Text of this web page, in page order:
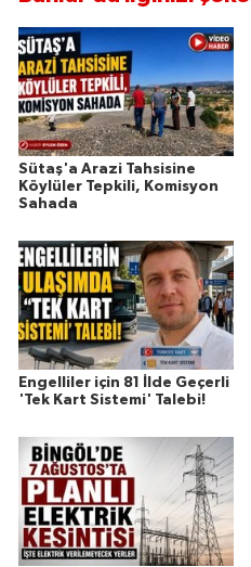
Sütaş'a Arazi Tahsisine
Köylüler Tepkili, Komisyon
Sahada
Engelliler için 81 İlde Geçerli
'Tek Kart Sistemi' Talebi!